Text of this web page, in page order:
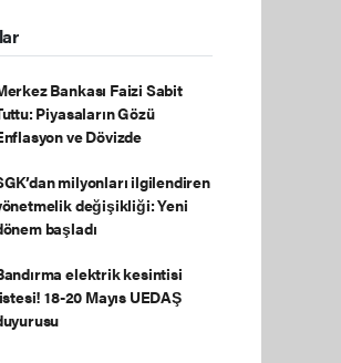
Bankası Faizi Sabit
Piyasaların Gözü
ve Dövizde
milyonları ilgilendiren
değişikliği: Yeni
başladı
elektrik kesintisi
18-20 Mayıs UEDAŞ